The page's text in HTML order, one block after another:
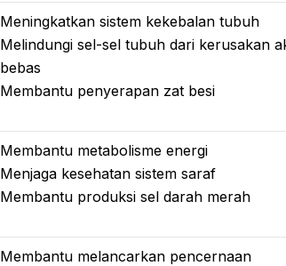
Meningkatkan sistem kekebalan tubuh
Melindungi sel-sel tubuh dari kerusakan
bebas
Membantu penyerapan zat besi
Membantu metabolisme energi
Menjaga kesehatan sistem saraf
Membantu produksi sel darah merah
Membantu melancarkan pencernaan